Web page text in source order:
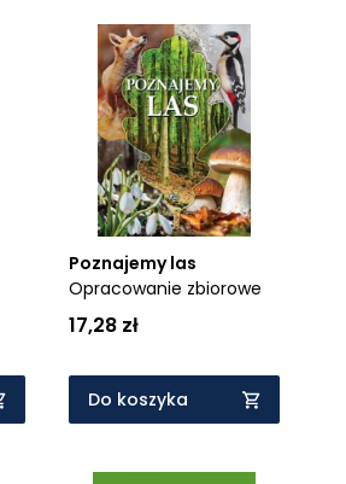
Poznajemy las
Opracowanie zbiorowe
17,28 zł
Do koszyka